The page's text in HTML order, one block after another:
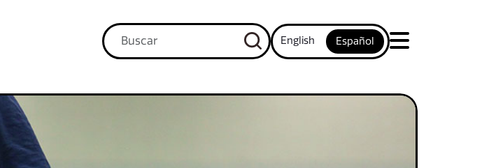
English Español